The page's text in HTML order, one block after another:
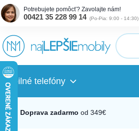
Potrebujete pomôcť? Zavolajte nám!
00421 35 228 99 14 (Po-Pia: 9:00 - 14:30)
Mobilné telefóny
Doprava zadarmo od 349€